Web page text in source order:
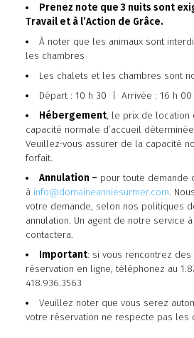
Outaouais
CAMPING UNION BASKATONG
/POURVOIRIE RAINVILLE
Prenez note que 3 nuits sont
Travail et à l’Action de Grâce.
À noter que les animaux sont
les chambres
Les chalets et les chambres sont
Départ : 10 h 30 | Arrivée : 16 h 00
Hébergement, le prix de location
capacité normale d’accueil
Veuillez-vous assurer de la capacité
forfait.
Annulation – pour toute demande
à info@domaineanniesurmer.com.
votre demande, selon nos politiques
annulation. Un agent de notre service
contactera.
Important: si vous rencontrez
réservation en ligne, téléphonez au
418.936.3563
Veuillez noter que vous serez
votre réservation ne respecte pas les